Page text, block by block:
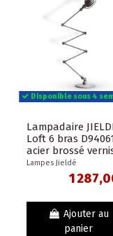
Disponible sous 4
Lampadaire
Loft 6 bras
acier brossé
brillant -
Exceptionnel
Lampes Jieldé
1
Ajouter au
panier